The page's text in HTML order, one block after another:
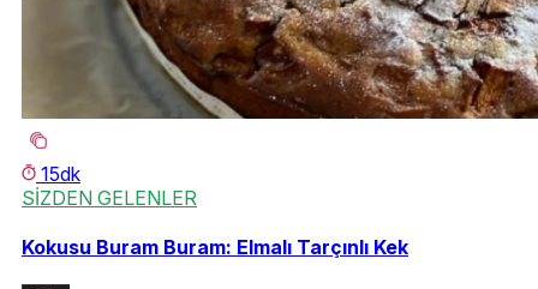
15dk
SİZDEN GELENLER
Kokusu Buram Buram: Elmalı Tarçınlı Kek